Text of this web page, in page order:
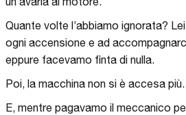
Quante volte l’abbiamo ignorata?
ogni accensione e ad
eppure facevamo finta di nulla.
Poi, la macchina non si è accesa più.
E, mentre pagavamo il meccanico